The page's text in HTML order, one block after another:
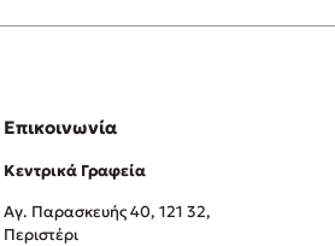
Επικοινωνία
Κεντρικά Γραφεία
Αγ. Παρασκευής 40, 121 32,
Περιστέρι